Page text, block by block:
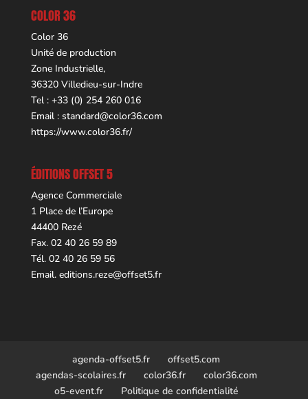
COLOR 36
Color 36
Unité de production
Zone Industrielle,
36320 Villedieu-sur-Indre
Tel : +33 (0) 254 260 016
Email : standard@color36.com
https://www.color36.fr/
ÉDITIONS OFFSET 5
Agence Commerciale
1 Place de l’Europe
44400 Rezé
Fax. 02 40 26 59 89
Tél. 02 40 26 59 56
Email. editions.reze@offset5.fr
agenda-offset5.fr
offset5.com
agendas-scolaires.fr
color36.fr
color36.com
o5-event.fr
Politique de confidentialité